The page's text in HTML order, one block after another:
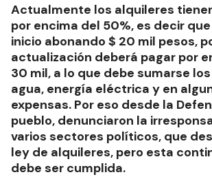
Actualmente los alquileres
por encima del 50%, es decir
inicio abonando $ 20 mil pesos,
actualización deberá pagar por
30 mil, a lo que debe sumarse
agua, energía eléctrica y en
expensas. Por eso desde la
pueblo, denunciaron la
varios sectores políticos, que
ley de alquileres, pero esta
debe ser cumplida.